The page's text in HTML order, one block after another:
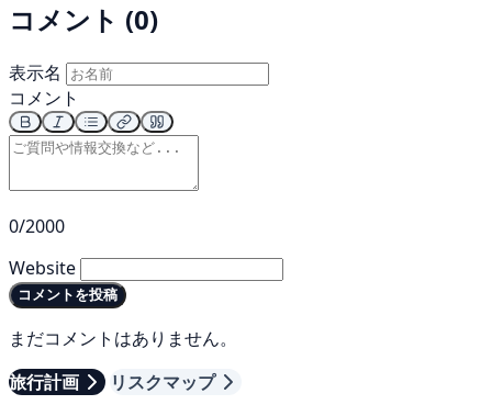
コメント (0)
表示名
コメント
0/2000
Website
コメントを投稿
まだコメントはありません。
旅行計画
リスクマップ